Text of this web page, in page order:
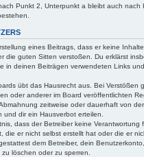
Punkt 2, Unterpunkt a bleibt auch nach
eines Beitrags, dass er keine
die guten Sitten verstoßen. Du erklärst
in deinen Beiträgen verwendeten Links
übt das Hausrecht aus. Bei Verstößen
oder anderer im Board veröffentlichten
zeitweise oder dauerhaft von
und dir ein Hausverbot erteilen.
dass der Betreiber keine Verantwortung
die er nicht selbst erstellt hat oder die er
dem Betreiber, dein
löschen oder zu sperren.